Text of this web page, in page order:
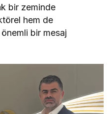
bir zeminde
hem de
bir mesaj